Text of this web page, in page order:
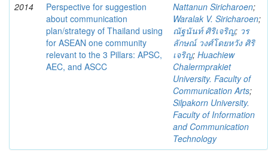
2014
Perspective for suggestion
about communication
plan/strategy of Thailand using
for ASEAN one community
relevant to the 3 Pillars: APSC,
AEC, and ASCC
Nattanun Siricharoen;
Waralak V. Siricharoen;
ณัฐนันท์ ศิริเจริญ; วร
ลักษณ์ วงศ์โดยหวัง ศิริ
เจริญ; Huachiew
Chalermprakiet
University. Faculty of
Communication Arts;
Silpakorn University.
Faculty of Information
and Communication
Technology